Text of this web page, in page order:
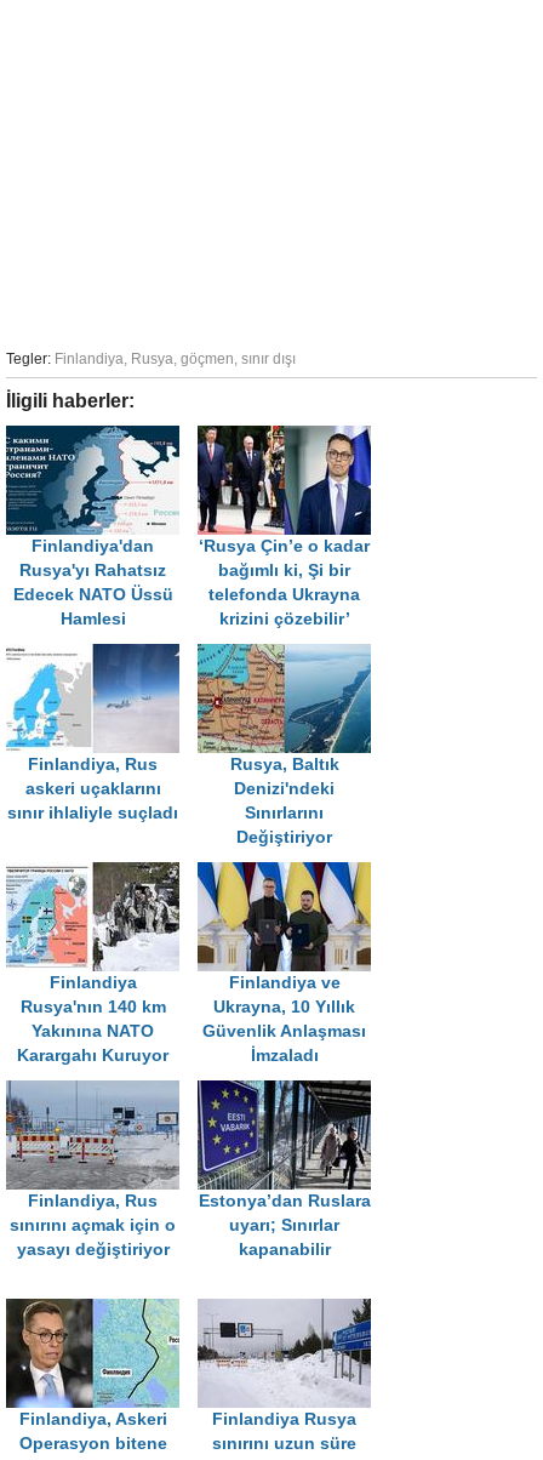
Tegler: Finlandiya, Rusya, göçmen, sınır dışı
İligili haberler:
Finlandiya'dan
Rusya'yı Rahatsız
Edecek NATO Üssü
Hamlesi
‘Rusya Çin’e o kadar
bağımlı ki, Şi bir
telefonda Ukrayna
krizini çözebilir’
Finlandiya, Rus
askeri uçaklarını
sınır ihlaliyle suçladı
Rusya, Baltık
Denizi'ndeki
Sınırlarını
Değiştiriyor
Finlandiya
Rusya'nın 140 km
Yakınına NATO
Karargahı Kuruyor
Finlandiya ve
Ukrayna, 10 Yıllık
Güvenlik Anlaşması
İmzaladı
Finlandiya, Rus
sınırını açmak için o
yasayı değiştiriyor
Estonya’dan Ruslara
uyarı; Sınırlar
kapanabilir
Finlandiya, Askeri
Operasyon bitene
Finlandiya Rusya
sınırını uzun süre